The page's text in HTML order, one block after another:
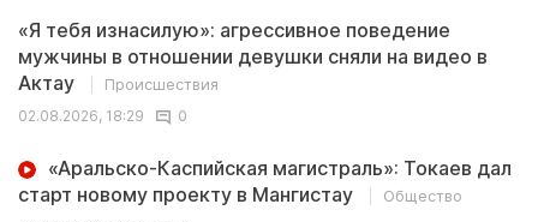
«Я тебя изнасилую»: агрессивное поведение
мужчины в отношении девушки сняли на видео в
Актау
Происшествия
02.08.2026, 18:29
0
«Аральско-Каспийская магистраль»: Токаев дал
старт новому проекту в Мангистау
Общество